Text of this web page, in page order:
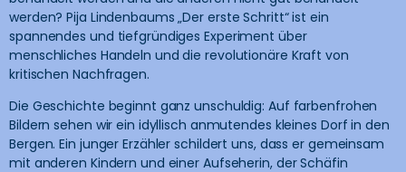
werden? Pija Lindenbaums „Der erste Schritt“ ist ein
spannendes und tiefgründiges Experiment über
menschliches Handeln und die revolutionäre Kraft von
kritischen Nachfragen.
Die Geschichte beginnt ganz unschuldig: Auf farbenfrohen
Bildern sehen wir ein idyllisch anmutendes kleines Dorf in den
Bergen. Ein junger Erzähler schildert uns, dass er gemeinsam
mit anderen Kindern und einer Aufseherin, der Schäfin